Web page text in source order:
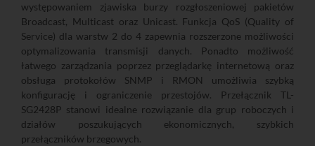
występowaniem zjawiska burzy rozgłoszeniowej pakietów
Broadcast, Multicast oraz Unicast. Funkcja QoS (Quality of
Service) dla warstw 2 do 4 zapewnia rozszerzone możliwości
optymalizowania transmisji danych. Ponadto możliwość
łatwego zarządzania poprzez przeglądarkę internetową oraz
obsługa protokołów SNMP i RMON umożliwia szybką
konfigurację i ograniczenie przestojów. Przełącznik TL-
SG2428P stanowi idealne rozwiązanie dla grup roboczych i
działów poszukujących ekonomicznych, szybkich
przełączników brzegowych.